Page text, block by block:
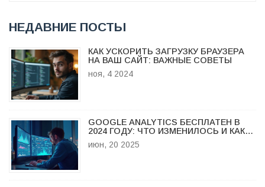
НЕДАВНИЕ ПОСТЫ
КАК УСКОРИТЬ ЗАГРУЗКУ БРАУЗЕРА
НА ВАШ САЙТ: ВАЖНЫЕ СОВЕТЫ
ноя, 4 2024
GOOGLE ANALYTICS БЕСПЛАТЕН В
2024 ГОДУ: ЧТО ИЗМЕНИЛОСЬ И КАК
ЭТО РАБОТАЕТ
июн, 20 2025